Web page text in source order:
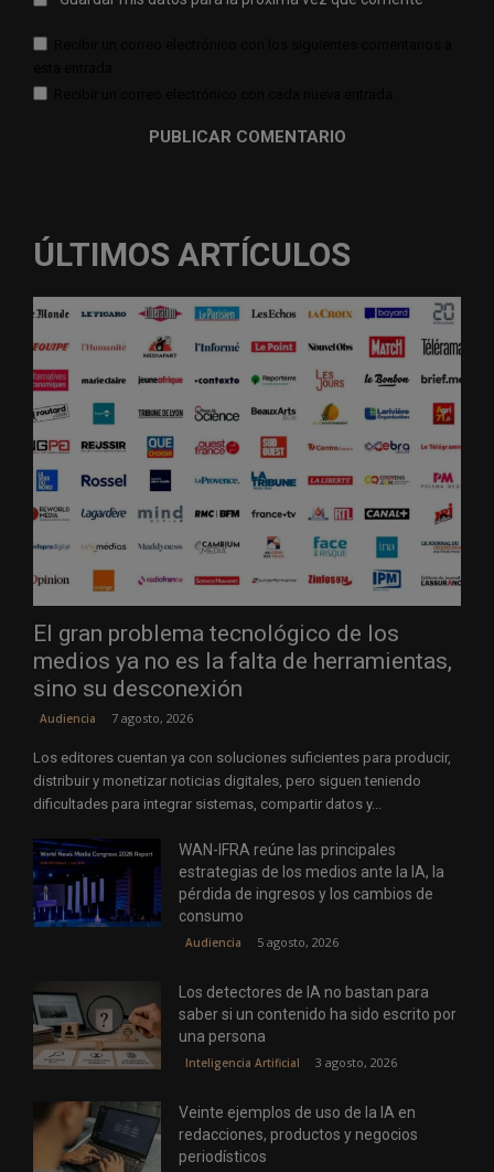
ÚLTIMOS ARTÍCULOS
El gran problema tecnológico de los
medios ya no es la falta de herramientas,
sino su desconexión
Audiencia 7 agosto, 2026
Los editores cuentan ya con soluciones suficientes para producir,
distribuir y monetizar noticias digitales, pero siguen teniendo
dificultades para integrar sistemas, compartir datos y...
WAN-IFRA reúne las principales
estrategias de los medios ante la IA, la
pérdida de ingresos y los cambios de
consumo
Audiencia 5 agosto, 2026
Los detectores de IA no bastan para
saber si un contenido ha sido escrito por
una persona
Inteligencia Artificial 3 agosto, 2026
Veinte ejemplos de uso de la IA en
redacciones, productos y negocios
periodísticos